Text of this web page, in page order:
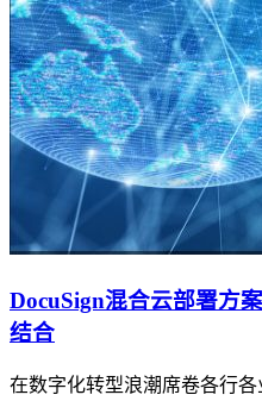
DocuSign混合云部署方
结合
在数字化转型浪潮席卷各行